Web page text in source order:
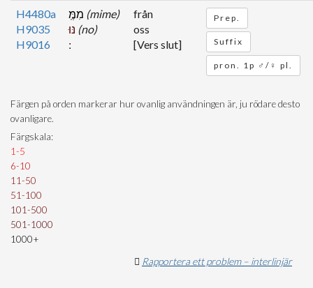
H4480a
H9035
H9016
(mime)
(no)
från
oss
[Vers slut]
Prep.
Suffix
pron. 1p ♂/♀ pl.
Färgen på orden markerar hur ovanlig användningen är, ju rödare desto
ovanligare.
Färgskala:
1-5
6-10
11-50
51-100
101-500
501-1000
1000+
Rapportera ett problem – interlinjär